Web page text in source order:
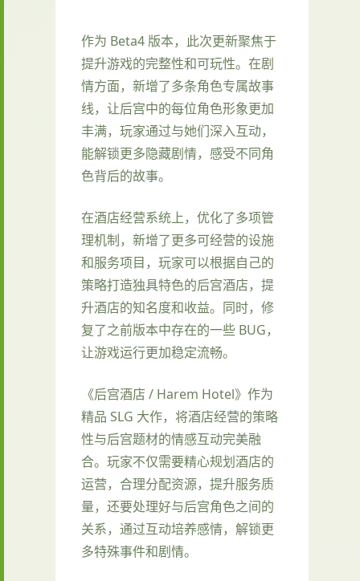
作为 Beta4 版本，此次更新聚焦于
提升游戏的完整性和可玩性。在剧
情方面，新增了多条角色专属故事
线，让后宫中的每位角色形象更加
丰满，玩家通过与她们深入互动，
能解锁更多隐藏剧情，感受不同角
色背后的故事。
在酒店经营系统上，优化了多项管
理机制，新增了更多可经营的设施
和服务项目，玩家可以根据自己的
策略打造独具特色的后宫酒店，提
升酒店的知名度和收益。同时，修
复了之前版本中存在的一些 BUG，
让游戏运行更加稳定流畅。
《后宫酒店 / Harem Hotel》作为
精品 SLG 大作，将酒店经营的策略
性与后宫题材的情感互动完美融
合。玩家不仅需要精心规划酒店的
运营，合理分配资源，提升服务质
量，还要处理好与后宫角色之间的
关系，通过互动培养感情，解锁更
多特殊事件和剧情。